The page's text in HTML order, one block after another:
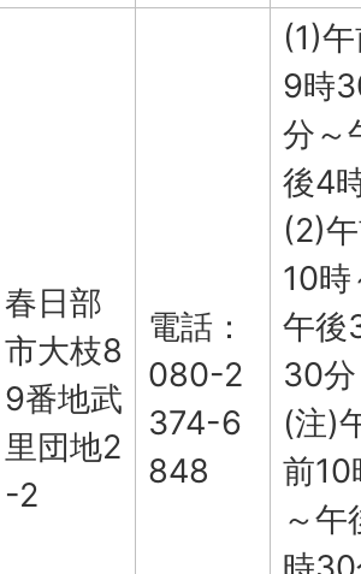
春日部
市大枝8
9番地武
里団地2
-2
電話：
080-2
374-6
848
(1)
9時
分～
後4
(2)
10時
午後
30分
(注)
前10
～午